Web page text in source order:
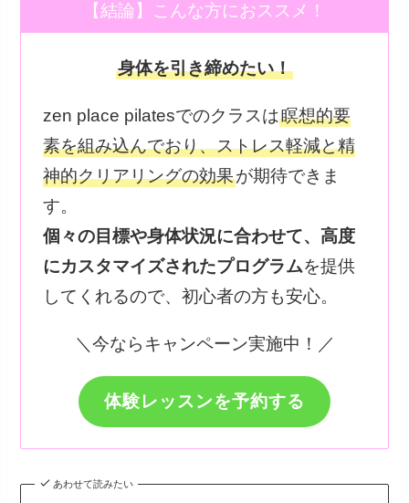
【結論】こんな方におススメ！
身体を引き締めたい！
zen place pilatesでのクラスは瞑想的要
素を組み込んでおり、ストレス軽減と精
神的クリアリングの効果が期待できま
す。
個々の目標や身体状況に合わせて、高度
にカスタマイズされたプログラムを提供
してくれるので、初心者の方も安心。
＼今ならキャンペーン実施中！／
体験レッスンを予約する
あわせて読みたい